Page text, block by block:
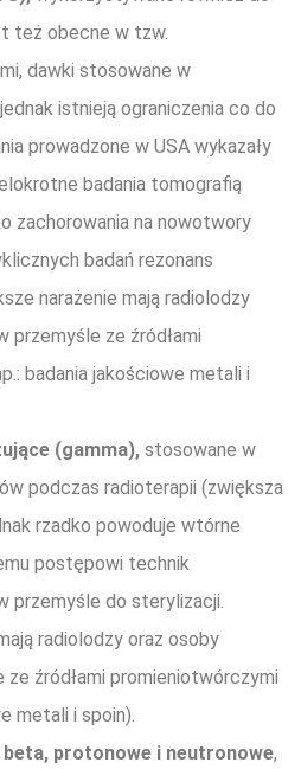
też obecne w tzw.
dawki stosowane w
istnieją ograniczenia co do
prowadzone w USA wykazały
badania tomografią
zachorowania na nowotwory
badań rezonans
narażenie mają radiolodzy
przemyśle ze źródłami
badania jakościowe metali i
(gamma), stosowane w
podczas radioterapii (zwiększa
rzadko powoduje wtórne
postępowi technik
przemyśle do sterylizacji.
radiolodzy oraz osoby
źródłami promieniotwórczymi
metali i spoin).
protonowe i neutronowe,